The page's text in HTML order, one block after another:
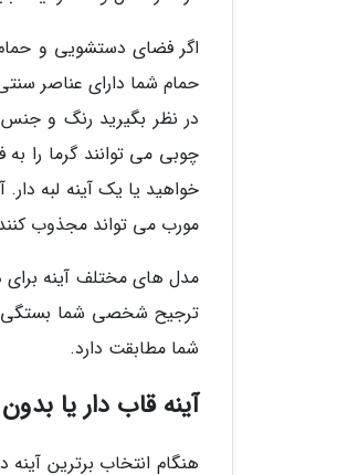
اگر فضای دستشویی و
حمام شما دارای عناصر
در نظر بگیرید رنگ و
چوبی می توانند گرما را
خواهید یا یک آینه لبه
مورب می تواند مجذوب
مدل های مختلف آینه برای
ترجیح شخصی شما بستگی
شما مطابقت دارد.
آینه قاب دار یا
هنگام انتخاب برترین